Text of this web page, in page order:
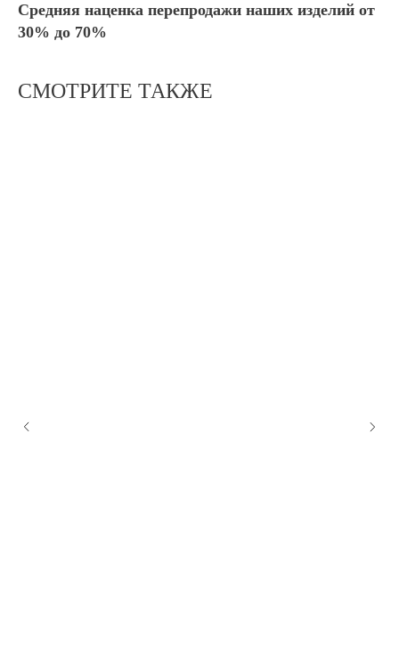
Средняя наценка перепродажи наших изделий от
30% до 70%
СМОТРИТЕ ТАКЖЕ